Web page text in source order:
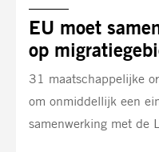
EU moet
op
31 maatschappelijke
om onmiddellijk een
samenwerking met de